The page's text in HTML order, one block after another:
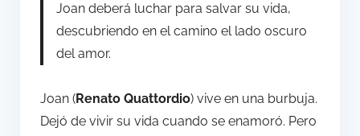
Joan deberá luchar para salvar su vida,
descubriendo en el camino el lado oscuro
del amor.
Joan (Renato Quattordio) vive en una burbuja.
Dejó de vivir su vida cuando se enamoró. Pero